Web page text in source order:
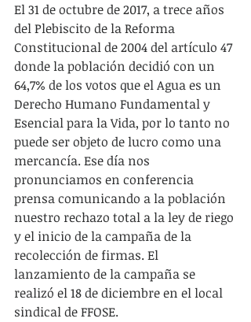
El 31 de octubre de 2017, a trece años
del Plebiscito de la Reforma
Constitucional de 2004 del artículo 47
donde la población decidió con un
64,7% de los votos que el Agua es un
Derecho Humano Fundamental y
Esencial para la Vida, por lo tanto no
puede ser objeto de lucro como una
mercancía. Ese día nos
pronunciamos en conferencia
prensa comunicando a la población
nuestro rechazo total a la ley de riego
y el inicio de la campaña de la
recolección de firmas. El
lanzamiento de la campaña se
realizó el 18 de diciembre en el local
sindical de FFOSE.